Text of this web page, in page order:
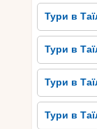
пропонує
Чисте
з усіма
ідеальну
зможете
чи
Тури в
Тури в
Тури в
Тури в